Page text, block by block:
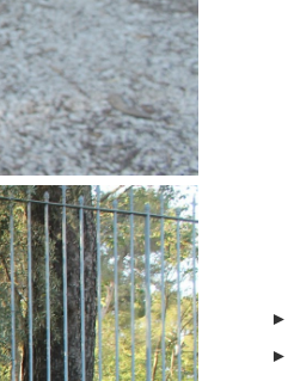
►
►